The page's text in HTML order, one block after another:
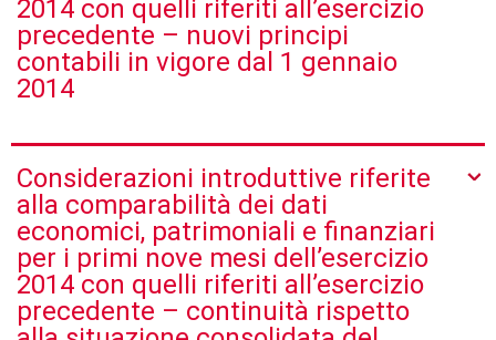
2014 con quelli riferiti all’esercizio
precedente – nuovi principi
contabili in vigore dal 1 gennaio
2014
Considerazioni introduttive riferite
alla comparabilità dei dati
economici, patrimoniali e finanziari
per i primi nove mesi dell’esercizio
2014 con quelli riferiti all’esercizio
precedente – continuità rispetto